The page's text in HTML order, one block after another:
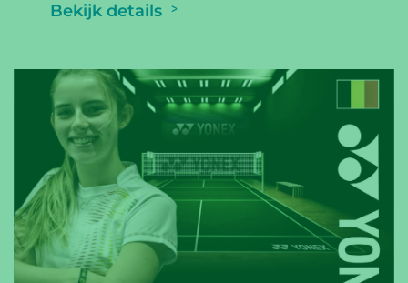
Bekijk details